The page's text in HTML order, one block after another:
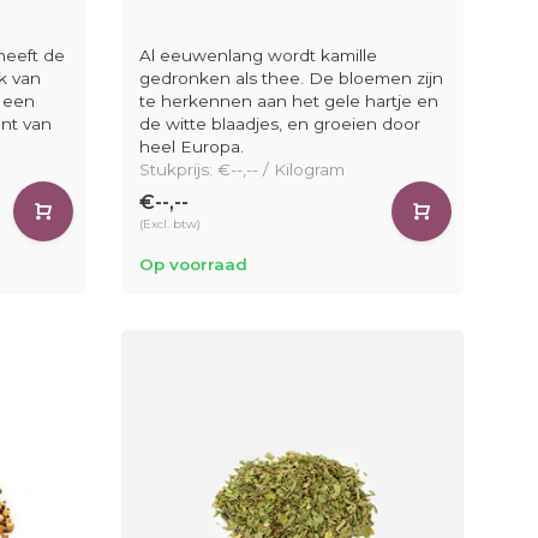
elk moment.
zoetheid.
verhaal voor jouw merk.
de
van
van
Al eeuwenlang wordt kamille
gedronken als thee. De bloemen zijn
te herkennen aan het gele hartje en
de witte blaadjes, en groeien door
heel Europa.
Stukprijs: €--,-- / Kilogram
€--,--
(Excl. btw)
Op voorraad